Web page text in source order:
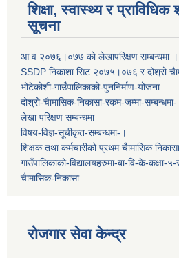
शिक्षा, स्वास्थ्य र प्राविधिक
सूचना
आ व २०७६।०७७ काे लेखापरिक्षण सम्बन्धमा ।
SSDP निकाशा सिट २०७५।०७६ र दोश्रो
भोटेकोशी-गाउँपालिकाको-पुननिर्माण-योजना
दोश्रो-चैामासिक-निकासा-रकम-जम्मा-सम्बन्धमा-
लेखा परिक्षण सम्बन्धमा
विषय-विज्ञ-सूचीकृत-सम्बन्धमा-।
शिक्षक तथा कर्मचारीको प्रथम च‌ैामासिक
गाउँपालिकाको-विद्यालयहरुमा-बा-वि-के-कक्षा-
चैामासिक-निकासा
रोजगार सेवा केन्द्र